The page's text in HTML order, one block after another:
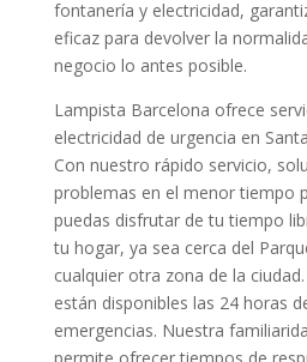
fontanería y electricidad,
eficaz para devolver la
negocio lo antes posible.
Lampista Barcelona ofrece
electricidad de urgencia en
Con nuestro rápido servicio,
problemas en el menor tiempo
puedas disfrutar de tu tiempo
tu hogar, ya sea cerca del
cualquier otra zona de la
están disponibles las 24 horas
emergencias. Nuestra